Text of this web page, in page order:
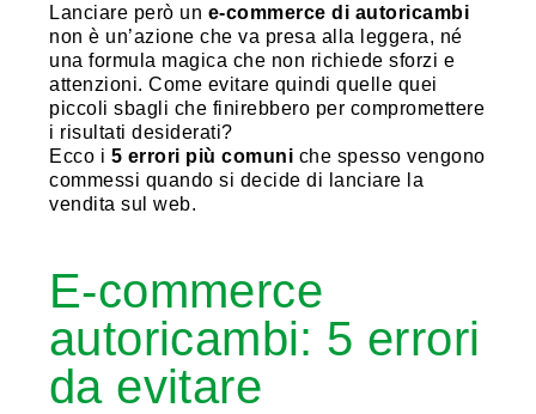
Lanciare però un e-commerce di autoricambi
non è un’azione che va presa alla leggera, né
una formula magica che non richiede sforzi e
attenzioni. Come evitare quindi quelle quei
piccoli sbagli che finirebbero per compromettere
i risultati desiderati?
Ecco i 5 errori più comuni che spesso vengono
commessi quando si decide di lanciare la
vendita sul web.
E-commerce
autoricambi: 5 errori
da evitare